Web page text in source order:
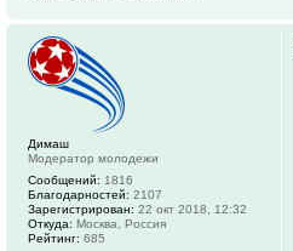
Димаш
Модератор молодежи
Сообщений: 1816
Благодарностей: 2107
Зарегистрирован: 22 окт 2018, 12:32
Откуда: Москва, Россия
Рейтинг: 685